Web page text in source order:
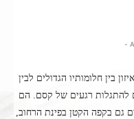
בין חלומותיו הגדולים לבין
להתגלות רגעים של קסם. הם
גם בקפה הקטן בפינת הרחוב,